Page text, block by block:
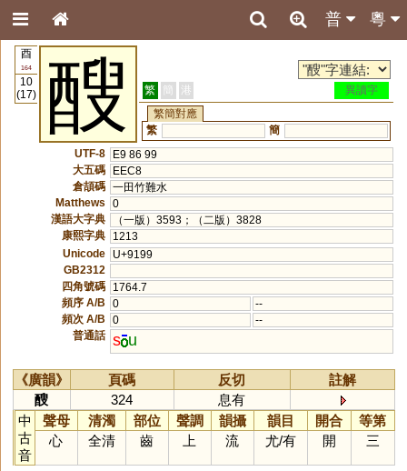
粵
普
酉
164
10
(17)
醙 繁 簡 港
異讀字
繁簡對應
繁
簡
UTF-8
E9 86 99
大五碼
EEC8
倉頡碼 一田竹難水
Matthews
0
漢語大字典
（一版）3593；（二版）3828
康熙字典
1213
Unicode
U+9199
GB2312
四角號碼
1764.7
頻序 A/B
0
--
頻次 A/B
0
--
普通話 s u
《廣韻》 頁碼 反切
註解
醙
324
息有
中
古
音
聲母 清濁 部位 聲調 韻攝 韻目 開合
等第
心
全清 齒 上 流 尤/有 開 三